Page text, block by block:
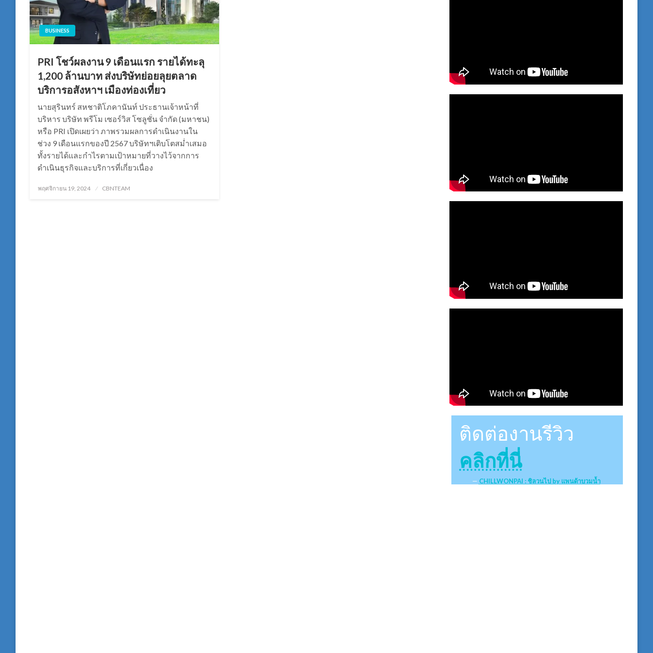
BUSINESS
PRI โชว์ผลงาน 9 เดือนแรก รายได้ทะลุ
1,200 ล้านบาท ส่งบริษัทย่อยลุยตลาด
บริการอสังหาฯ เมืองท่องเที่ยว
นายสุรินทร์ สหชาติโภคานันท์ ประธานเจ้าหน้าที่
บริหาร บริษัท พรีโม เซอร์วิส โซลูชั่น จำกัด (มหาชน)
หรือ PRI เปิดเผยว่า ภาพรวมผลการดำเนินงานใน
ช่วง 9 เดือนแรกของปี 2567 บริษัทฯเติบโตสม่ำเสมอ
ทั้งรายได้และกำไรตามเป้าหมายที่วางไว้จากการ
ดำเนินธุรกิจและบริการที่เกี่ยวเนื่อง
Posted
พฤศจิกายน 19, 2024 CBNTEAM
ติดต่องานรีวิว
คลิกที่นี่
CHILLWONPAI : ชิลวนไป by แพนด้าบวมน้ำ